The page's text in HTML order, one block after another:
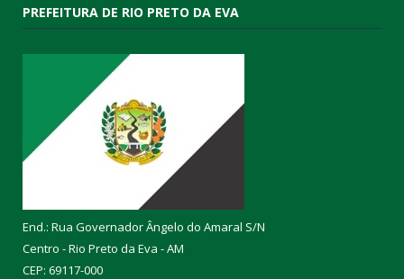
PREFEITURA DE RIO PRETO DA EVA
End.: Rua Governador Ângelo do Amaral S/N
Centro - Rio Preto da Eva - AM
CEP: 69117-000